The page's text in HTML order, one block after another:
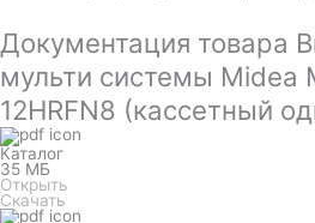
Документация товара
мульти системы Midea
12HRFN8 (кассетный
Каталог
35 МБ
Открыть
Скачать